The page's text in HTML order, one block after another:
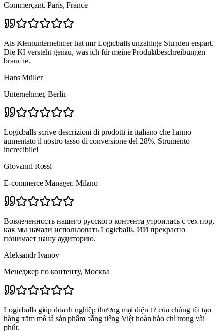
Commerçant, Paris, France
Als Kleinunternehmer hat mir Logicballs unzählige Stunden erspart.
Die KI versteht genau, was ich für meine Produktbeschreibungen
brauche.
Hans Müller
Unternehmer, Berlin
Logicballs scrive descrizioni di prodotti in italiano che hanno
aumentato il nostro tasso di conversione del 28%. Strumento
incredibile!
Giovanni Rossi
E-commerce Manager, Milano
Вовлеченность нашего русского контента утроилась с тех пор,
как мы начали использовать Logicballs. ИИ прекрасно
понимает нашу аудиторию.
Aleksandr Ivanov
Менеджер по контенту, Москва
Logicballs giúp doanh nghiệp thương mại điện tử của chúng tôi tạo
hàng trăm mô tả sản phẩm bằng tiếng Việt hoàn hảo chỉ trong vài
phút.